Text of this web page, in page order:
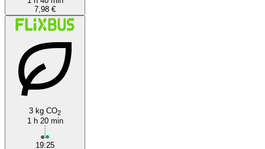
7,98 €
3 kg CO2
1 h 20 min
19:25